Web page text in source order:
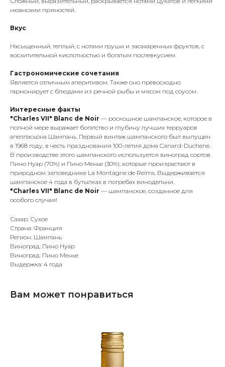
нюансами пряностей.
Вкус
Насыщенный, теплый, с нотами груши и засахаренных фруктов, с
восхитительной кислотностью и богатым послевкусием.
Гастрономические сочетания
Является отличным аперитивом. Также оно превосходно
гармонирует с блюдами из речной рыбы и мясом под соусом.
Интересные факты
"Charles VII" Blanc de Noir — роскошное шампанское, которое в
полной мере выражает богатство и глубину лучших терруаров
апелласьона Шампань. Первый винтаж шампанского был выпущен
в 1968 году, в честь празднования 100-летия дома Canard-Duchene.
В производстве этого шампанского используется виноград сортов
Пино Нуар (70%) и Пино Менье (30%), которые произрастают в
природном заповеднике La Montagne de Reims. Выдерживается
шампанское 4 года в бутылках в погребах винодельни.
"Charles VII" Blanc de Noir — шампанское, созданное для
особого случая!
Сахар: Сухое
Страна: Франция
Регион: Шампань
Виноград: Пино Нуар
Виноград: Пино Менье
Выдержка: 4 года
Вам может понравиться